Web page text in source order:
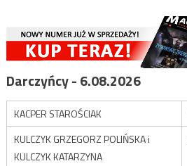
Darczyńcy - 6.08.2026
KACPER STAROŚCIAK
KULCZYK GRZEGORZ POLIŃSKA i
KULCZYK KATARZYNA